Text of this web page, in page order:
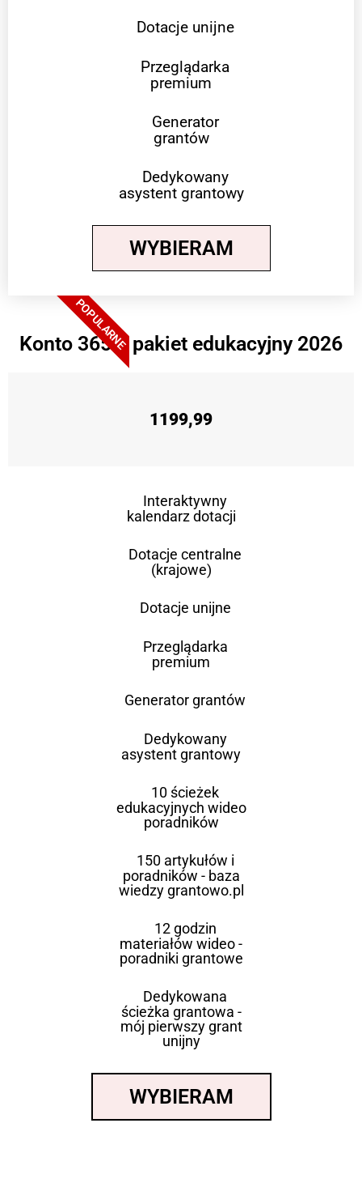
Dotacje unijne
Przeglądarka
premium
Generator
grantów
Dedykowany
asystent grantowy
WYBIERAM
POPULARNE
Konto 365 + pakiet edukacyjny 2026
1199,99
Interaktywny
kalendarz dotacji
Dotacje centralne
(krajowe)
Dotacje unijne
Przeglądarka
premium
Generator grantów
Dedykowany
asystent grantowy
10 ścieżek
edukacyjnych wideo
poradników
150 artykułów i
poradników - baza
wiedzy grantowo.pl
12 godzin
materiałów wideo -
poradniki grantowe
Dedykowana
ścieżka grantowa -
mój pierwszy grant
unijny
WYBIERAM